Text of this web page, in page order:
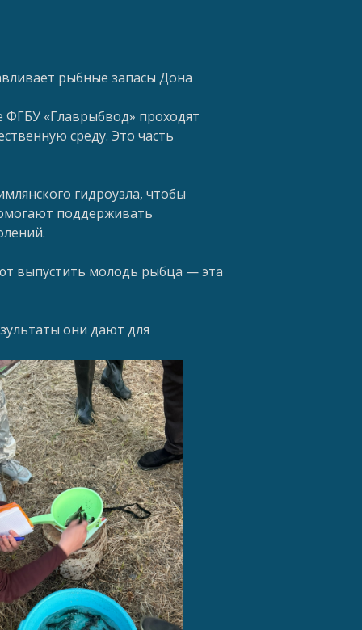
рыбные запасы Дона
ФГБУ «Главрыбвод» проходят
среду. Это часть
гидроузла, чтобы
поддерживать
выпустить молодь рыбца — эта
они дают для